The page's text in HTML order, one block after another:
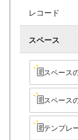
レコード
スペース
スペース
スペース
テンプレ